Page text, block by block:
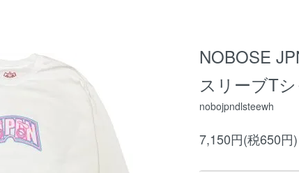
NOBOSE
スリーブT
nobojpndlsteewh
7,150円(税650円)